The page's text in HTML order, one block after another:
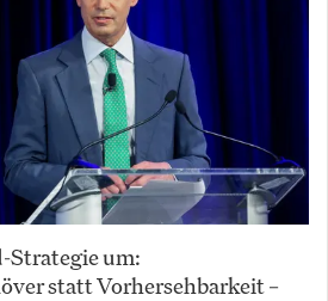
Strategie um:
statt Vorhersehbarkeit –